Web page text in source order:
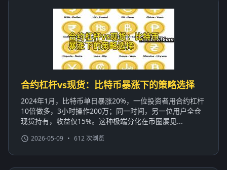
合约杠杆vs现货：比特币暴涨下的策略选择
2024年1月，比特币单日暴涨20%，一位投资者用合约杠杆
10倍做多，3小时操作200万；同一时间，另一位用户全仓
现货持有，收益仅15%。这种极端分化在币圈屡见...
2026-05-09 • 612 次浏览